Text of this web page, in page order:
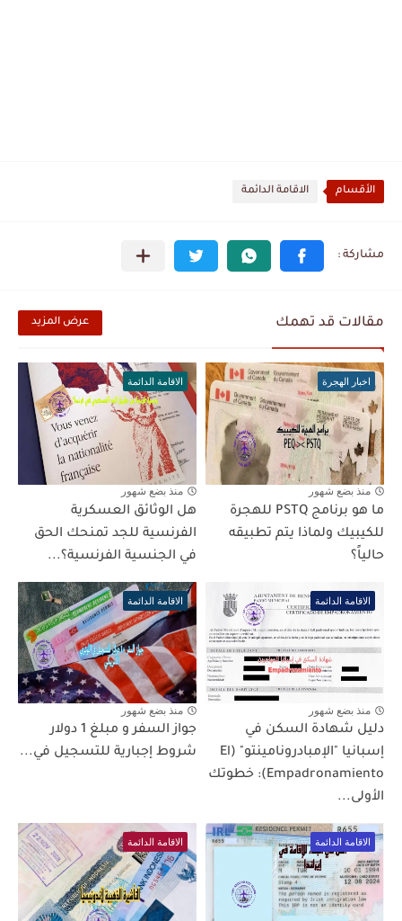
الأقسام الاقامة الدائمة
مقالات قد تهمك عرض المزيد
اخبار الهجرة
منذ بضع شهور
ما هو برنامج PSTQ للهجرة
للكيبيك ولماذا يتم تطبيقه
حالياً؟
الاقامة الدائمة
منذ بضع شهور
هل الوثائق العسكرية
الفرنسية للجد تمنحك الحق
في الجنسية الفرنسية؟...
الاقامة الدائمة
منذ بضع شهور
دليل شهادة السكن في
إسبانيا "الإمبادرونامينتو" (El
Empadronamiento): خطوتك
الأولى...
الاقامة الدائمة
منذ بضع شهور
جواز السفر و مبلغ 1 دولار
شروط إجبارية للتسجيل في...
الاقامة الدائمة الاقامة الدائمة